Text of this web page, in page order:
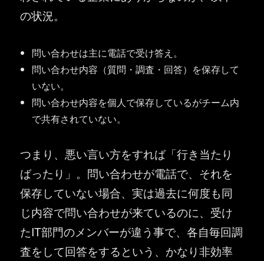
の状況。
問い合わせは主に電話で受け答え。
問い合わせ内容（質問・調査・回答）を保存して
いない。
問い合わせ内容を個人で保存しているがチーム内
で共有されていない。
つまり、悪い言い方をすれば「行き当たり
ばったり」。問い合わせが電話で、それを
保存していない場合、実は過去に何度も同
じ内容で問い合わせが来ているのに、受け
たIT部門のメンバーが違う事で、各自毎回調
査をして回答をするという、かなり非効率